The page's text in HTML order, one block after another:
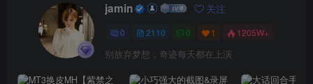
jamin 关注
0 2110 0 1 1205W+
别放弃梦想，奇迹每天都在上演